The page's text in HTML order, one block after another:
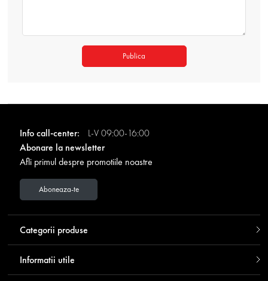
Publica
Info call-center:
L-V 09:00-16:00
Abonare la newsletter
Afli primul despre promotiile noastre
Aboneaza-te
Categorii produse
Informatii utile